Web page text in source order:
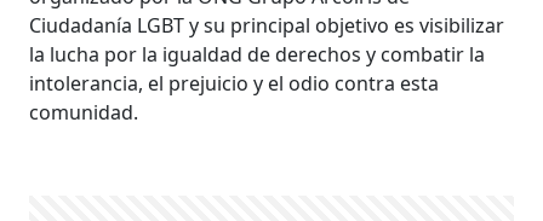
Ciudadanía LGBT y su principal objetivo es visibilizar
la lucha por la igualdad de derechos y combatir la
intolerancia, el prejuicio y el odio contra esta
comunidad.